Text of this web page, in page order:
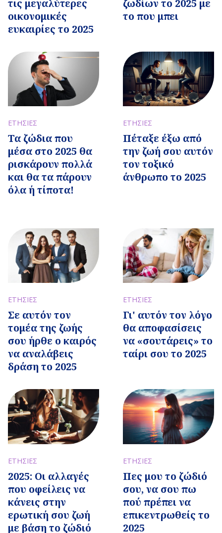
τις μεγαλύτερες
οικονομικές
ευκαιρίες το 2025
ζωδίων το 2025 με
το που μπει
ΕΤΗΣΙΕΣ
Τα ζώδια που
μέσα στο 2025 θα
ρισκάρουν πολλά
και θα τα πάρουν
όλα ή τίποτα!
ΕΤΗΣΙΕΣ
Πέταξε έξω από
την ζωή σου αυτόν
τον τοξικό
άνθρωπο το 2025
ΕΤΗΣΙΕΣ
Σε αυτόν τον
τομέα της ζωής
σου ήρθε ο καιρός
να αναλάβεις
δράση το 2025
ΕΤΗΣΙΕΣ
Γι' αυτόν τον λόγο
θα αποφασίσεις
να «σουτάρεις» το
ταίρι σου το 2025
ΕΤΗΣΙΕΣ
2025: Οι αλλαγές
που οφείλεις να
κάνεις στην
ερωτική σου ζωή
με βάση το ζώδιό
ΕΤΗΣΙΕΣ
Πες μου το ζώδιό
σου, να σου πω
πού πρέπει να
επικεντρωθείς το
2025